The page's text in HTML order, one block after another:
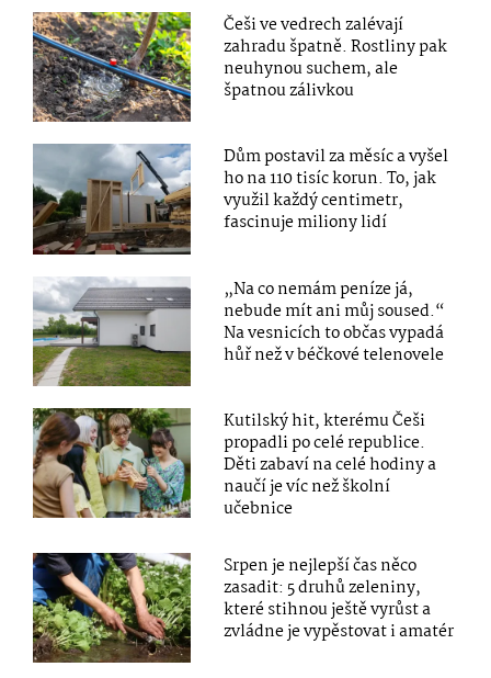
Češi ve vedrech zalévají
zahradu špatně. Rostliny pak
neuhynou suchem, ale
špatnou zálivkou
Dům postavil za měsíc a vyšel
ho na 110 tisíc korun. To, jak
využil každý centimetr,
fascinuje miliony lidí
„Na co nemám peníze já,
nebude mít ani můj soused.“
Na vesnicích to občas vypadá
hůř než v béčkové telenovele
Kutilský hit, kterému Češi
propadli po celé republice.
Děti zabaví na celé hodiny a
naučí je víc než školní
učebnice
Srpen je nejlepší čas něco
zasadit: 5 druhů zeleniny,
které stihnou ještě vyrůst a
zvládne je vypěstovat i amatér